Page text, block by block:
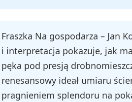
Fraszka Na gospodarza – Jan
i interpretacja pokazuje, jak
pęka pod presją
renesansowy ideał umiaru
pragnieniem splendoru na